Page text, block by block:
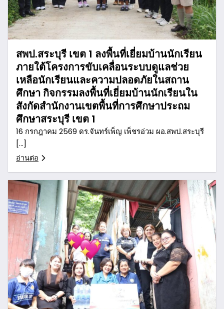
สพป.สระบุรี เขต 1 ลงพื้นที่เยี่ยมบ้านนักเรียน
ภายใต้โครงการขับเคลื่อนระบบดูแลช่วย
เหลือนักเรียนและความปลอดภัยในสถาน
ศึกษา กิจกรรมลงพื้นที่เยี่ยมบ้านนักเรียนใน
สังกัดสำนักงานเขตพื้นที่การศึกษาประถม
ศึกษาสระบุรี เขต 1
16 กรกฎาคม 2569 ดร.จันทร์เพ็ญ เพ็ชรอ่วม ผอ.สพป.สระบุรี
[…]
อ่านต่อ